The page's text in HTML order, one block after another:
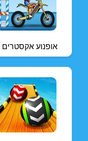
אופנוע אקסטרים 5